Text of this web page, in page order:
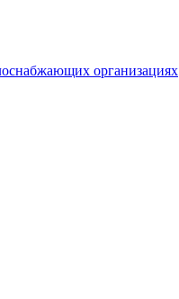
организациях